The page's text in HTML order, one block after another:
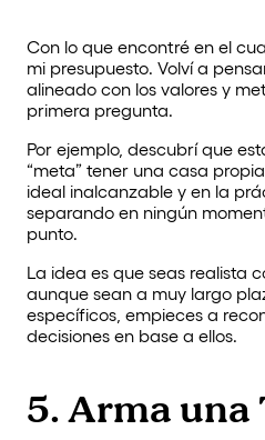
Con lo que encontré en el
mi presupuesto. Volví a
alineado con los valores y
primera pregunta.
Por ejemplo, descubrí que
“meta” tener una casa
ideal inalcanzable y en la
separando en ningún
punto.
La idea es que seas realista
aunque sean a muy largo
específicos, empieces a
decisiones en base a ellos.
5. Arma una